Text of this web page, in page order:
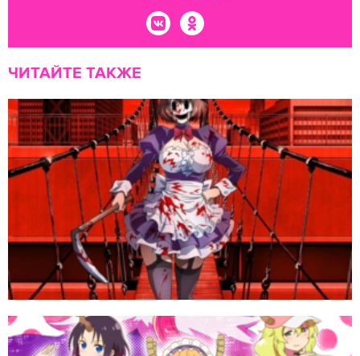
ЧИТАЙТЕ ТАКЖЕ